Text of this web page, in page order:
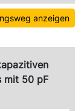
anzeigen
mit 50 pF